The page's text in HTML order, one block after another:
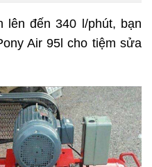
đến 340 l/phút, bạn
Air 95l cho tiệm sửa